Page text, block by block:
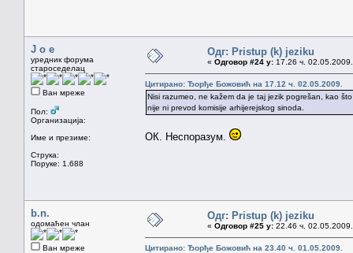
J o e
уредник форума
староседелац
Ван мреже
Пол:
Организација:
Име и презиме:
Струка:
Поруке: 1.688
Одг: Pristup (k) jeziku
« Одговор #24 у: 17.26 ч.
Цитирано: Ђорђе Божовић на 17.12 ч. 02.05.2009.
Nisi razumeo, ne kažem da je taj jezik pogrešan, kao
nije ni prevod komisije arhijerejskog sinoda.
ОК. Неспоразум.
b.n.
одомаћен члан
Ван мреже
Одг: Pristup (k) jeziku
« Одговор #25 у: 22.46 ч.
Цитирано: Ђорђе Божовић на 23.40 ч. 01.05.2009.